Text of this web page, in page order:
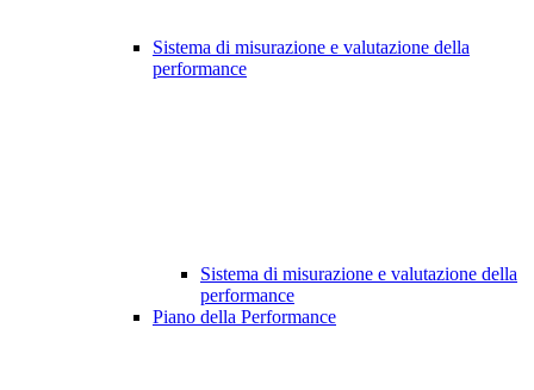
Sistema di misurazione e valutazione della
performance
Sistema di misurazione e valutazione della
performance
Piano della Performance